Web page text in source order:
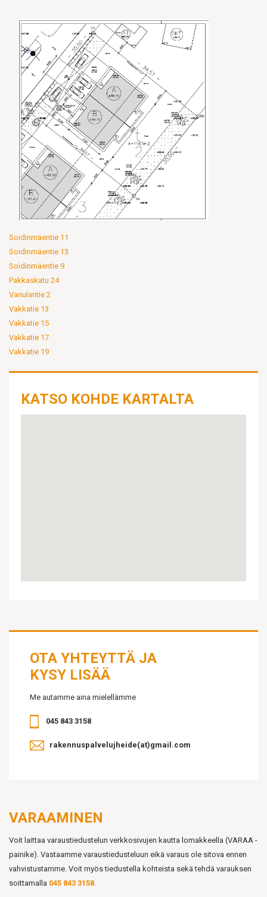
Soidinmäentie 11
Soidinmäentie 13
Soidinmäentie 9
Pakkaskatu 24
Vanulantie 2
Vakkatie 13
Vakkatie 15
Vakkatie 17
Vakkatie 19
KATSO KOHDE KARTALTA
OTA YHTEYTTÄ JA
KYSY LISÄÄ
Me autamme aina mielellämme
045 843 3158
rakennuspalvelujheide(at)gmail.com
VARAAMINEN
Voit laittaa varaustiedustelun verkkosivujen kautta lomakkeella (VARAA -
painike). Vastaamme varaustiedusteluun eikä varaus ole sitova ennen
vahvistustamme. Voit myös tiedustella kohteista sekä tehdä varauksen
soittamalla 045 843 3158